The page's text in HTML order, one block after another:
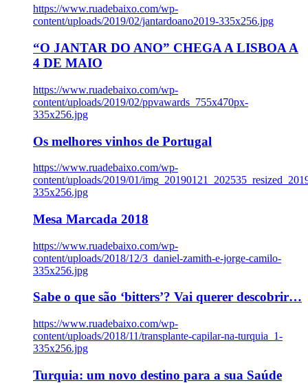
https://www.ruadebaixo.com/wp-
content/uploads/2019/02/jantardoano2019-335x256.jpg
“O JANTAR DO ANO” CHEGA A LISBOA A
4 DE MAIO
https://www.ruadebaixo.com/wp-
content/uploads/2019/02/ppvawards_755x470px-
335x256.jpg
Os melhores vinhos de Portugal
https://www.ruadebaixo.com/wp-
content/uploads/2019/01/
335x256.jpg
Mesa Marcada 2018
https://www.ruadebaixo.com/wp-
content/uploads/2018/12/3_daniel-zamith-e-jorge-camilo-
335x256.jpg
Sabe o que são ‘bitters’? Vai querer descobrir…
https://www.ruadebaixo.com/wp-
content/uploads/2018/11/transplante-capilar-na-turquia_1-
335x256.jpg
Turquia: um novo destino para a sua Saúde